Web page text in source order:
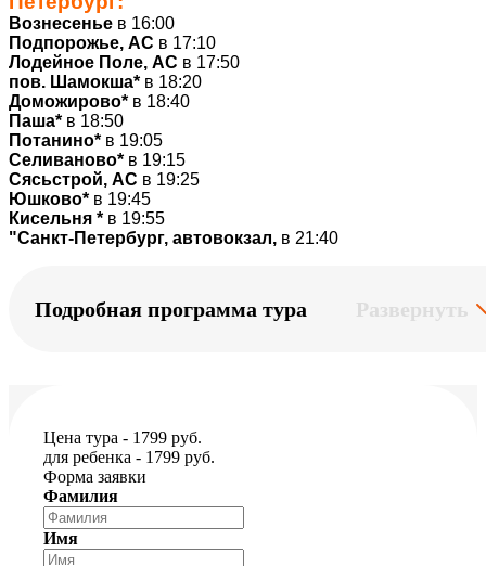
Вознесенье в 16:00
Подпорожье, АС в 17:10
Лодейное Поле, АС в 17:50
пов. Шамокша* в 18:20
Доможирово* в 18:40
Паша* в 18:50
Потанино* в 19:05
Селиваново* в 19:15
Сясьстрой, АС в 19:25
Юшково* в 19:45
Кисельня * в 19:55
"Санкт-Петербург, автовокзал, в 21:40
Подробная программа тура Развернуть
Цена тура - 1799 руб.
для ребенка - 1799 руб.
Форма заявки
Фамилия
Имя